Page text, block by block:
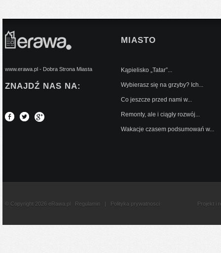
www.erawa.pl - Dobra Strona Miasta
ZNAJDŹ NAS NA:
MIASTO
Kąpielisko „Tatar”...
Wybierasz się na grzyby? Ich...
Co jeszcze przed nami w...
Remonty, ale i ciągły rozwój...
Wakacje czasem podsumowań w...
© Copyright 2026 eRawa.pl Regulamin | Polityka prywatnosci Projekt i